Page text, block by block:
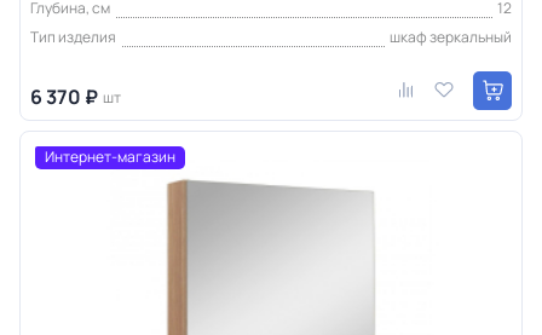
Глубина, см
12
Тип изделия
шкаф зеркальный
6 370 ₽ шт
Интернет-магазин